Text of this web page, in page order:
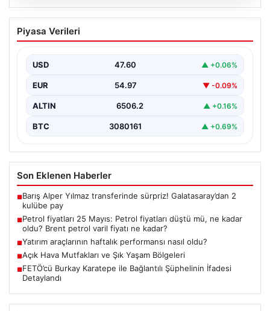
05.08.2026
Petrol fiyatları 25 Mayıs: Petrol fiyatları
düştü mü, ne kadar oldu? Brent petrol
Piyasa Verileri
USD 47.60 ▲ +0.06%
EUR 54.97 ▼ -0.09%
ALTIN 6506.2 ▲ +0.16%
BTC 3080161 ▲ +0.69%
Son Eklenen Haberler
■Barış Alper Yılmaz transferinde sürpriz! Galatasaray’dan 2
kulübe pay
■Petrol fiyatları 25 Mayıs: Petrol fiyatları düştü mü, ne kadar
oldu? Brent petrol varil fiyatı ne kadar?
■Yatırım araçlarının haftalık performansı nasıl oldu?
■Açık Hava Mutfakları ve Şık Yaşam Bölgeleri
■FETÖ’cü Burkay Karatepe ile Bağlantılı Şüphelinin İfadesi
Detaylandı